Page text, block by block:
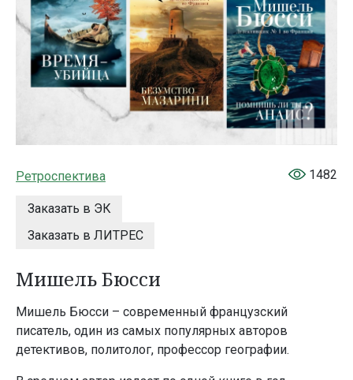
Ретроспектива
Заказать в ЭК
Заказать в ЛИТРЕС
1482
Мишель Бюсси
Мишель Бюсси – современный французский
писатель, один из самых популярных авторов
детективов, политолог, профессор географии.